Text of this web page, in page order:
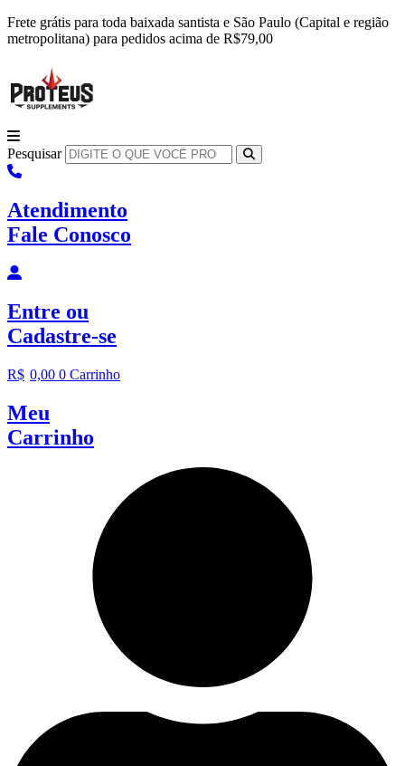
Ir
para
conteúdo
Frete grátis para toda baixada santista e São Paulo (Capital e região
metropolitana) para pedidos acima de R$79,00
Pesquisar
Atendimento
Fale Conosco
Entre ou
Cadastre-se
R$ 0,00 0 Carrinho
Meu
Carrinho